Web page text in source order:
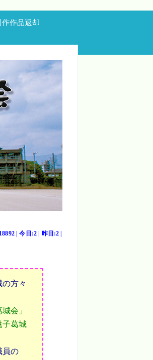
作品返却
| 今日:2 | 昨日:2 |
方々
会」
子葛城
員の